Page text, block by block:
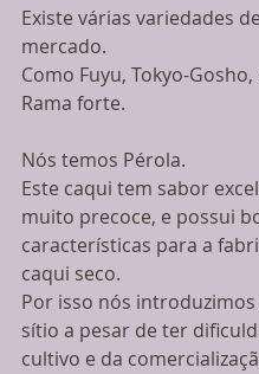
Existe várias variedades
mercado.
Como Fuyu, Tokyo-
Rama forte.
Nós temos Pérola.
Este caqui tem sabor
muito precoce, e possui
características para a
caqui seco.
Por isso nós
sítio a pesar de ter
cultivo e da